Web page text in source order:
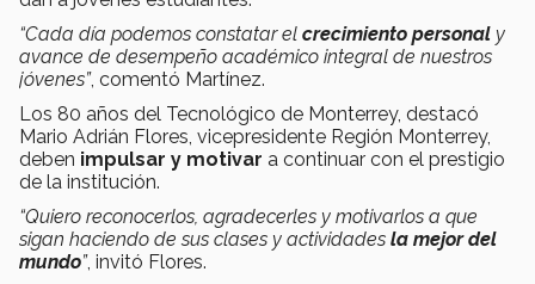
“Cada día podemos constatar el crecimiento personal y
avance de desempeño académico integral de nuestros
jóvenes”, comentó Martínez.
Los 80 años del Tecnológico de Monterrey, destacó
Mario Adrián Flores, vicepresidente Región Monterrey,
deben impulsar y motivar a continuar con el prestigio
de la institución.
“Quiero reconocerlos, agradecerles y motivarlos a que
sigan haciendo de sus clases y actividades la mejor del
mundo”, invitó Flores.